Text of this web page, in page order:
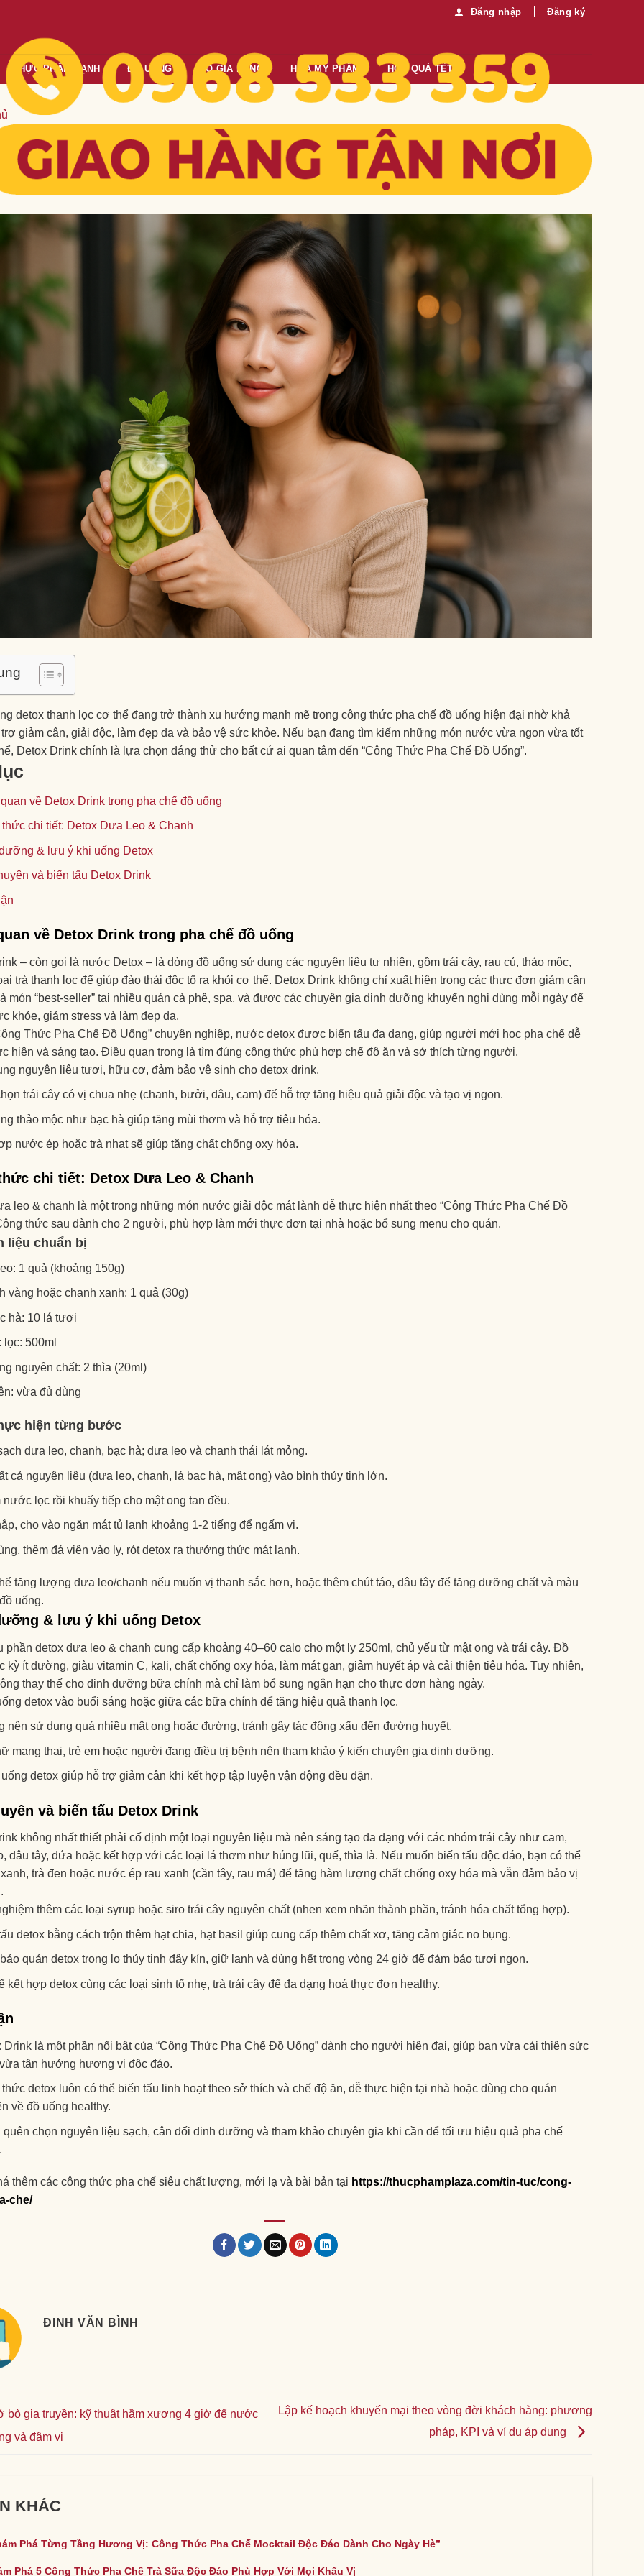
Đăng nhập Đăng ký
THỰC PHẨM LẠNH ĐỒ UỐNG ĐỒ GIA DỤNG HÓA MỸ PHẨM HỘP QUÀ TẾT
dẫn tỉ lệ và kỹ thuật chuyên sâu cho ly matcha latte hoàn
detox thanh lọc cơ thể đang trở thành xu hướng mạnh mẽ trong công thức pha chế đồ uống hiện đại nhờ khả
giảm cân, giải độc, làm đẹp da và bảo vệ sức khỏe. Nếu bạn đang tìm kiếm những món nước vừa ngon vừa tốt
Detox Drink chính là lựa chọn đáng thử cho bất cứ ai quan tâm đến “Công Thức Pha Chế Đồ Uống”.
về Detox Drink trong pha chế đồ uống
chi tiết: Detox Dưa Leo & Chanh
& lưu ý khi uống Detox
và biến tấu Detox Drink
về Detox Drink trong pha chế đồ uống
– còn gọi là nước Detox – là dòng đồ uống sử dụng các nguyên liệu tự nhiên, gồm trái cây, rau củ, thảo mộc,
trà thanh lọc để giúp đào thải độc tố ra khỏi cơ thể. Detox Drink không chỉ xuất hiện trong các thực đơn giảm cân
món “best-seller” tại nhiều quán cà phê, spa, và được các chuyên gia dinh dưỡng khuyến nghị dùng mỗi ngày để
khỏe, giảm stress và làm đẹp da.
Thức Pha Chế Đồ Uống” chuyên nghiệp, nước detox được biến tấu đa dạng, giúp người mới học pha chế dễ
hiện và sáng tạo. Điều quan trọng là tìm đúng công thức phù hợp chế độ ăn và sở thích từng người.
nguyên liệu tươi, hữu cơ, đảm bảo vệ sinh cho detox drink.
trái cây có vị chua nhẹ (chanh, bưởi, dâu, cam) để hỗ trợ tăng hiệu quả giải độc và tạo vị ngon.
thảo mộc như bạc hà giúp tăng mùi thơm và hỗ trợ tiêu hóa.
nước ép hoặc trà nhạt sẽ giúp tăng chất chống oxy hóa.
chi tiết: Detox Dưa Leo & Chanh
leo & chanh là một trong những món nước giải độc mát lành dễ thực hiện nhất theo “Công Thức Pha Chế Đồ
thức sau dành cho 2 người, phù hợp làm mới thực đơn tại nhà hoặc bổ sung menu cho quán.
liệu chuẩn bị
1 quả (khoảng 150g)
vàng hoặc chanh xanh: 1 quả (30g)
hà: 10 lá tươi
500ml
nguyên chất: 2 thìa (20ml)
vừa đủ dùng
hiện từng bước
dưa leo, chanh, bạc hà; dưa leo và chanh thái lát mỏng.
cả nguyên liệu (dưa leo, chanh, lá bạc hà, mật ong) vào bình thủy tinh lớn.
nước lọc rồi khuấy tiếp cho mật ong tan đều.
cho vào ngăn mát tủ lạnh khoảng 1-2 tiếng để ngấm vị.
thêm đá viên vào ly, rót detox ra thưởng thức mát lạnh.
tăng lượng dưa leo/chanh nếu muốn vị thanh sắc hơn, hoặc thêm chút táo, dâu tây để tăng dưỡng chất và màu
uống.
& lưu ý khi uống Detox
phần detox dưa leo & chanh cung cấp khoảng 40–60 calo cho một ly 250ml, chủ yếu từ mật ong và trái cây. Đồ
kỳ ít đường, giàu vitamin C, kali, chất chống oxy hóa, làm mát gan, giảm huyết áp và cải thiện tiêu hóa. Tuy nhiên,
thay thế cho dinh dưỡng bữa chính mà chỉ làm bổ sung ngắn hạn cho thực đơn hàng ngày.
detox vào buổi sáng hoặc giữa các bữa chính để tăng hiệu quả thanh lọc.
nên sử dụng quá nhiều mật ong hoặc đường, tránh gây tác động xấu đến đường huyết.
mang thai, trẻ em hoặc người đang điều trị bệnh nên tham khảo ý kiến chuyên gia dinh dưỡng.
detox giúp hỗ trợ giảm cân khi kết hợp tập luyện vận động đều đặn.
và biến tấu Detox Drink
không nhất thiết phải cố định một loại nguyên liệu mà nên sáng tạo đa dạng với các nhóm trái cây như cam,
dâu tây, dứa hoặc kết hợp với các loại lá thơm như húng lũi, quế, thìa là. Nếu muốn biến tấu độc đáo, bạn có thể
trà đen hoặc nước ép rau xanh (cần tây, rau má) để tăng hàm lượng chất chống oxy hóa mà vẫn đảm bảo vị
thêm các loại syrup hoặc siro trái cây nguyên chất (nhen xem nhãn thành phần, tránh hóa chất tổng hợp).
detox bằng cách trộn thêm hạt chia, hạt basil giúp cung cấp thêm chất xơ, tăng cảm giác no bụng.
quản detox trong lọ thủy tinh đậy kín, giữ lạnh và dùng hết trong vòng 24 giờ để đảm bảo tươi ngon.
kết hợp detox cùng các loại sinh tố nhẹ, trà trái cây để đa dạng hoá thực đơn healthy.
Drink là một phần nổi bật của “Công Thức Pha Chế Đồ Uống” dành cho người hiện đại, giúp bạn vừa cải thiện sức
tận hưởng hương vị độc đáo.
detox luôn có thể biến tấu linh hoạt theo sở thích và chế độ ăn, dễ thực hiện tại nhà hoặc dùng cho quán
về đồ uống healthy.
chọn nguyên liệu sạch, cân đối dinh dưỡng và tham khảo chuyên gia khi cần để tối ưu hiệu quả pha chế
thêm các công thức pha chế siêu chất lượng, mới lạ và bài bản tại https://thucphamplaza.com/tin-tuc/cong-
che/
ĐINH VĂN BÌNH
bò gia truyền: kỹ thuật hầm xương 4 giờ để nước
và đậm vị
Lập kế hoạch khuyến mại theo vòng đời khách hàng: phương
pháp, KPI và ví dụ áp dụng
KHÁC
Phá Từng Tầng Hương Vị: Công Thức Pha Chế Mocktail Độc Đáo Dành Cho Ngày Hè”
Phá 5 Công Thức Pha Chế Trà Sữa Độc Đáo Phù Hợp Với Mọi Khẩu Vị